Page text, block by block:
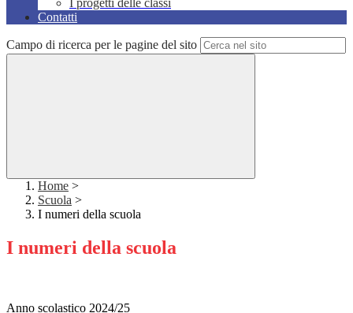
I progetti delle classi
Contatti
Campo di ricerca per le pagine del sito
Home >
Scuola >
I numeri della scuola
I numeri della scuola
Anno scolastico 2024/25